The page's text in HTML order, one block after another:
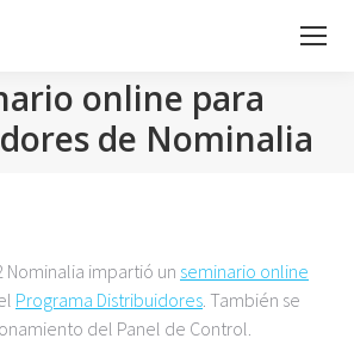
online para
de Nominalia
Nominalia impartió un seminario online
Programa Distribuidores. También se
del Panel de Control.